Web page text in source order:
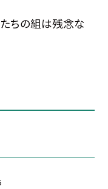
たちの組は残念な